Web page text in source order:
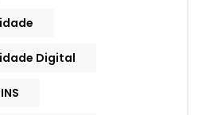
Digital